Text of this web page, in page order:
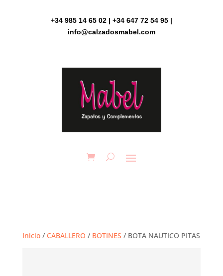
+34 985 14 65 02 | +34 647 72 54 95 |
info@calzadosmabel.com
Inicio/ CABALLERO / BOTINES / BOTA NAUTICO PITAS